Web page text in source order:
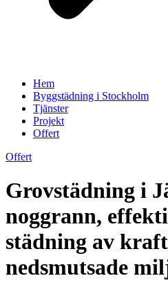
Hem
Byggstädning i Stockholm
Tjänster
Projekt
Offert
Offert
Grovstädning i
noggrann,
städning av
nedsmutsade